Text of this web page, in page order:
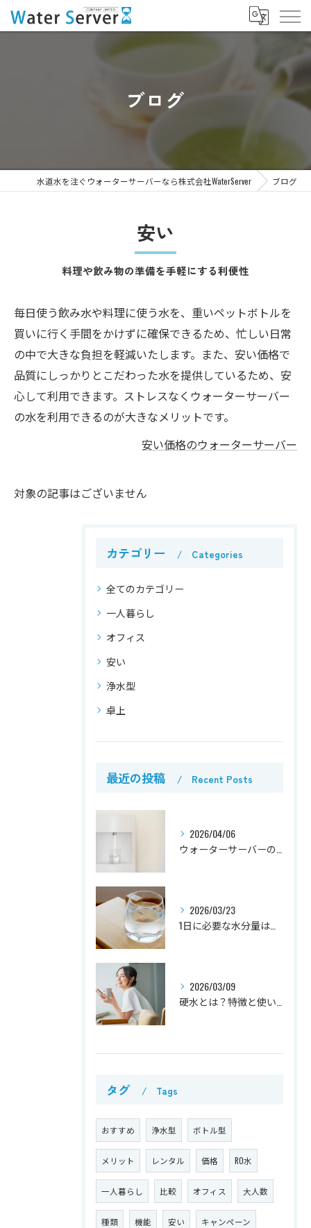
ブログ
水道水を注ぐウォーターサーバーなら株式会社WaterServer ブログ
安い
料理や飲み物の準備を手軽にする利便性
毎日使う飲み水や料理に使う水を、重いペットボトルを
買いに行く手間をかけずに確保できるため、忙しい日常
の中で大きな負担を軽減いたします。また、安い価格で
品質にしっかりとこだわった水を提供しているため、安
心して利用できます。ストレスなくウォーターサーバー
の水を利用できるのが大きなメリットです。
安い価格のウォーターサーバー
対象の記事はございません
カテゴリー Categories
全てのカテゴリー
一人暮らし
オフィス
安い
浄水型
卓上
最近の投稿 Recent Posts
2026/04/06
2026/03/23
2026/03/09
タグ Tags
おすすめ 浄水型 ボトル型
メリット レンタル 価格 RO水
一人暮らし 比較 オフィス 大人数
種類 機能 安い キャンペーン